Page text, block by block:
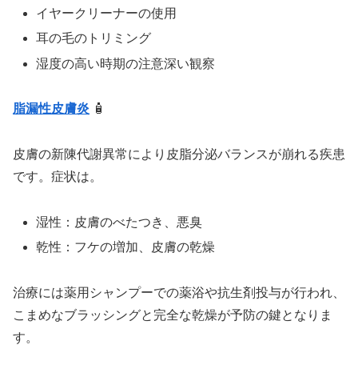
イヤークリーナーの使用
耳の毛のトリミング
湿度の高い時期の注意深い観察
脂漏性皮膚炎 🧴
皮膚の新陳代謝異常により皮脂分泌バランスが崩れる疾患
です。症状は。
湿性：皮膚のべたつき、悪臭
乾性：フケの増加、皮膚の乾燥
治療には薬用シャンプーでの薬浴や抗生剤投与が行われ、
こまめなブラッシングと完全な乾燥が予防の鍵となりま
す。